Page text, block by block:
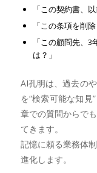
「この契約書、
「この条項を削
「この顧問先、
は？」
AI孔明は、過去の
を“検索可能な知
章での質問からで
てきます。
記憶に頼る業務体
進化します。